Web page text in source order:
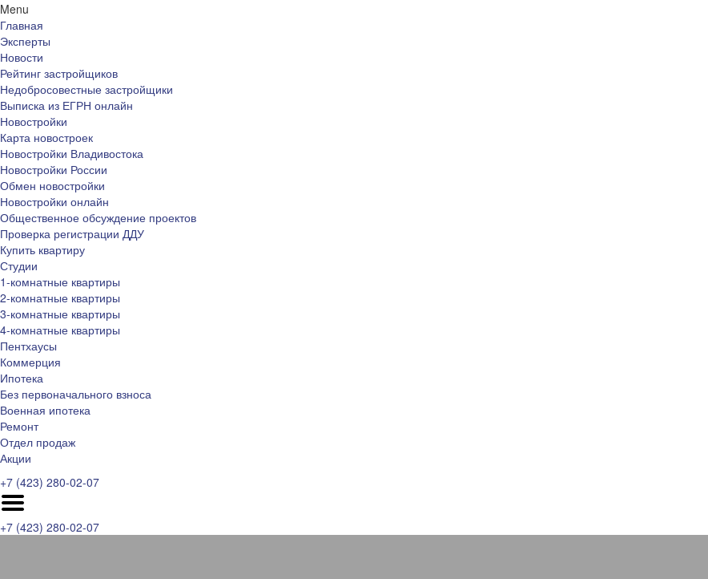
Menu
Главная
Эксперты
Новости
Рейтинг застройщиков
Недобросовестные застройщики
Выписка из ЕГРН онлайн
Новостройки
Карта новостроек
Новостройки Владивостока
Новостройки России
Обмен новостройки
Новостройки онлайн
Общественное обсуждение проектов
Проверка регистрации ДДУ
Купить квартиру
Студии
1-комнатные квартиры
2-комнатные квартиры
3-комнатные квартиры
4-комнатные квартиры
Пентхаусы
Коммерция
Ипотека
Без первоначального взноса
Военная ипотека
Ремонт
Отдел продаж
Акции
+7 (423) 280-02-07
+7 (423) 280-02-07